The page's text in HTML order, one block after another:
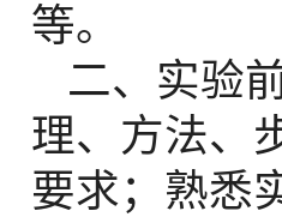
等。
二、实验
理、方法、
要求；熟悉